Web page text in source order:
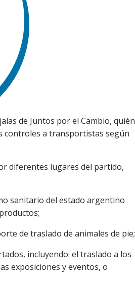
de Juntos por el Cambio, quién
controles a transportistas según
diferentes lugares del partido,
sanitario del estado argentino
de traslado de animales de pie;
incluyendo: el traslado a los
exposiciones y eventos, o